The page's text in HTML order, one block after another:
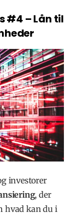
#4 –Lån til
investorer
, der
hvad kan du i